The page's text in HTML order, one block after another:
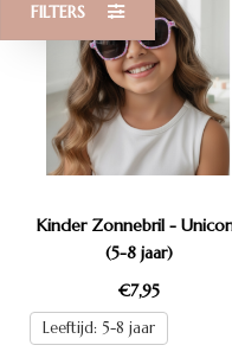
FILTERS
Kinder Zonnebril -
(5-8 jaar)
€7,95
Leeftijd: 5-8 jaar